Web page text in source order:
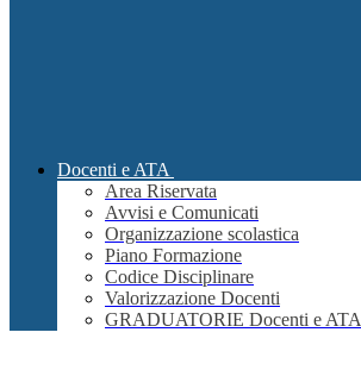
Docenti e ATA
Area Riservata
Avvisi e Comunicati
Organizzazione scolastica
Piano Formazione
Codice Disciplinare
Valorizzazione Docenti
GRADUATORIE Docenti e ATA